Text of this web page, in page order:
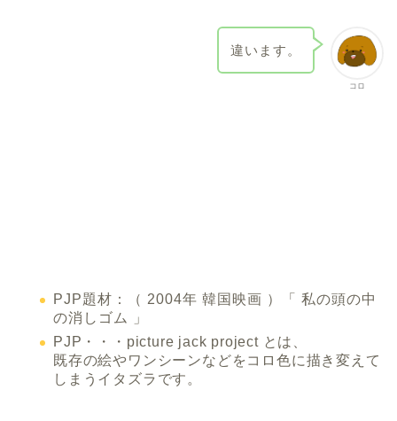
コロ
違います。
PJP題材：（ 2004年 韓国映画 ）「 私の頭の中
の消しゴム 」
PJP・・・picture jack project とは、
既存の絵やワンシーンなどをコロ色に描き変えて
しまうイタズラです。